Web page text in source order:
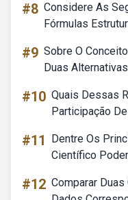
#8 Considere As
Fórmulas
#9 Sobre O
Duas
#10 Quais Dessas
Participação
#11
Dentre Os
Científico
#12 Comparar